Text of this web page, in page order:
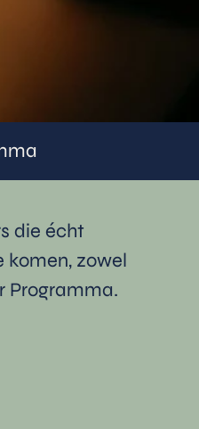
die écht
komen, zowel
Programma.